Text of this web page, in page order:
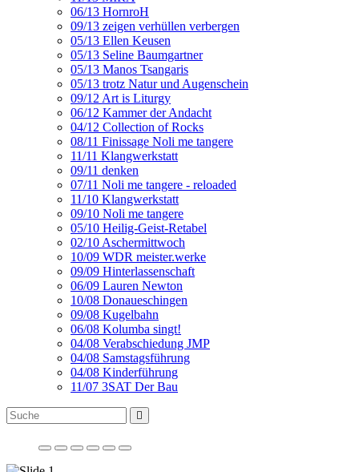
06/13 HornroH
09/13 zeigen verhüllen verbergen
05/13 Ellen Keusen
05/13 Seline Baumgartner
05/13 Manos Tsangaris
05/13 trotz Natur und Augenschein
09/12 Art is Liturgy
06/12 Kammer der Andacht
04/12 Collection of Rocks
08/11 Finissage Noli me tangere
11/11 Klangwerkstatt
09/11 denken
07/11 Noli me tangere - reloaded
11/10 Klangwerkstatt
09/10 Noli me tangere
05/10 Heilig-Geist-Retabel
02/10 Aschermittwoch
10/09 WDR meister.werke
09/09 Hinterlassenschaft
06/09 Lauren Newton
10/08 Donaueschingen
09/08 Kugelbahn
06/08 Kolumba singt!
04/08 Verabschiedung JMP
04/08 Samstagsführung
04/08 Kinderführung
11/07 3SAT Der Bau